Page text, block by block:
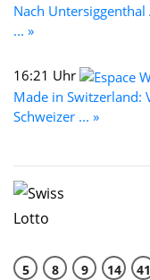
Nach
... »
16:21 Uhr
Made in Switzerland:
Schweizer ... »
5 8 9 14 41